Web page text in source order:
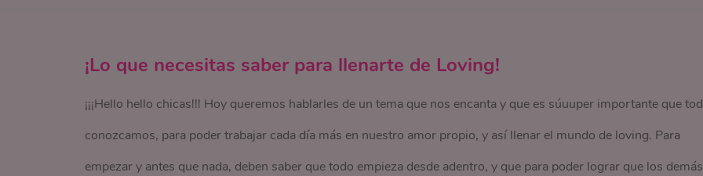
¡Lo que necesitas saber para llenarte de Loving!
¡¡¡Hello hello chicas!!! Hoy queremos hablarles de un tema que nos encanta y que es súuuper importante que
conozcamos, para poder trabajar cada día más en nuestro amor propio, y así llenar el mundo de loving. Para
empezar y antes que nada, deben saber que todo empieza desde adentro, y que para poder lograr que los demás